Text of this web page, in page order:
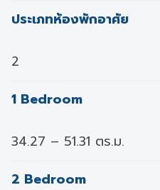
ประเภทห้องพักอาศัย
2
1 Bedroom
34.27 – 51.31 ตร.ม.
2 Bedroom